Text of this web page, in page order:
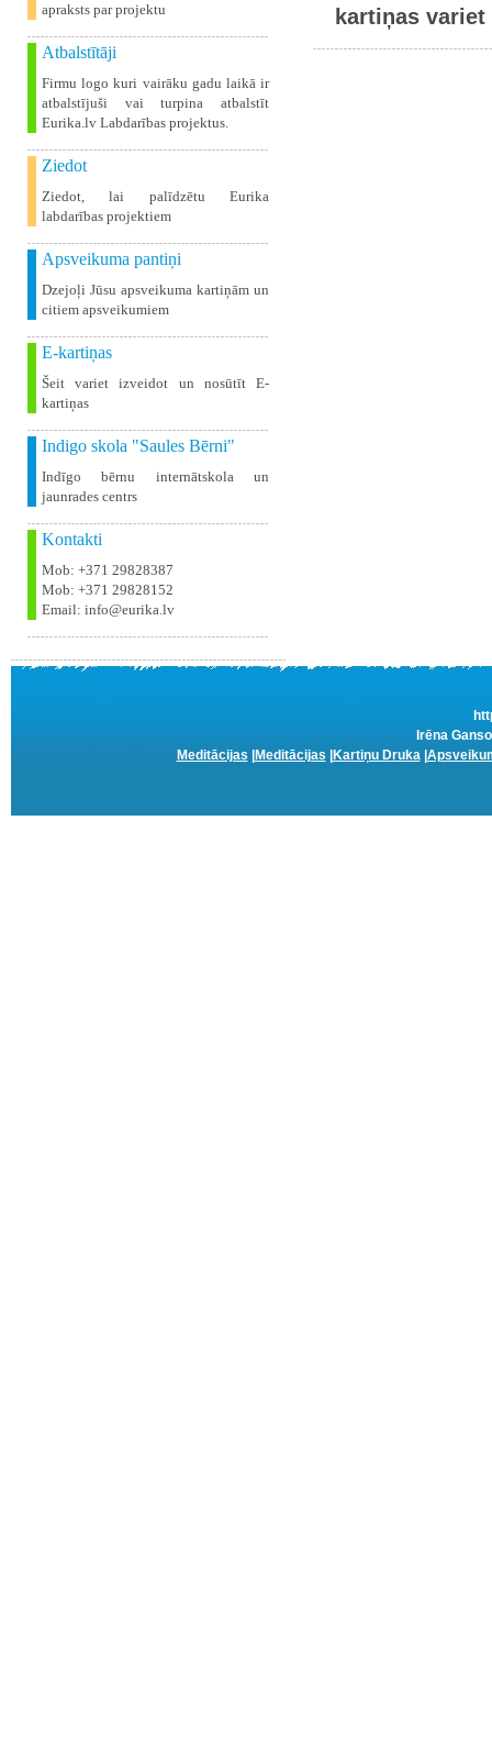
apraksts par projektu
Atbalstītāji
Firmu logo kuri vairāku gadu laikā ir
atbalstījuši vai turpina atbalstīt
Eurika.lv Labdarības projektus.
Ziedot
Ziedot, lai palīdzētu Eurika
labdarības projektiem
Apsveikuma pantiņi
Dzejoļi Jūsu apsveikuma kartiņām un
citiem apsveikumiem
E-kartiņas
Šeit variet izveidot un nosūtīt E-
kartiņas
Indigo skola "Saules Bērni"
Indīgo bērnu internātskola un
jaunrades centrs
Kontakti
Mob: +371 29828387
Mob: +371 29828152
Email: info@eurika.lv
kartiņas variet
Irēna
Meditācijas
Meditācijas Kartiņu Druka|